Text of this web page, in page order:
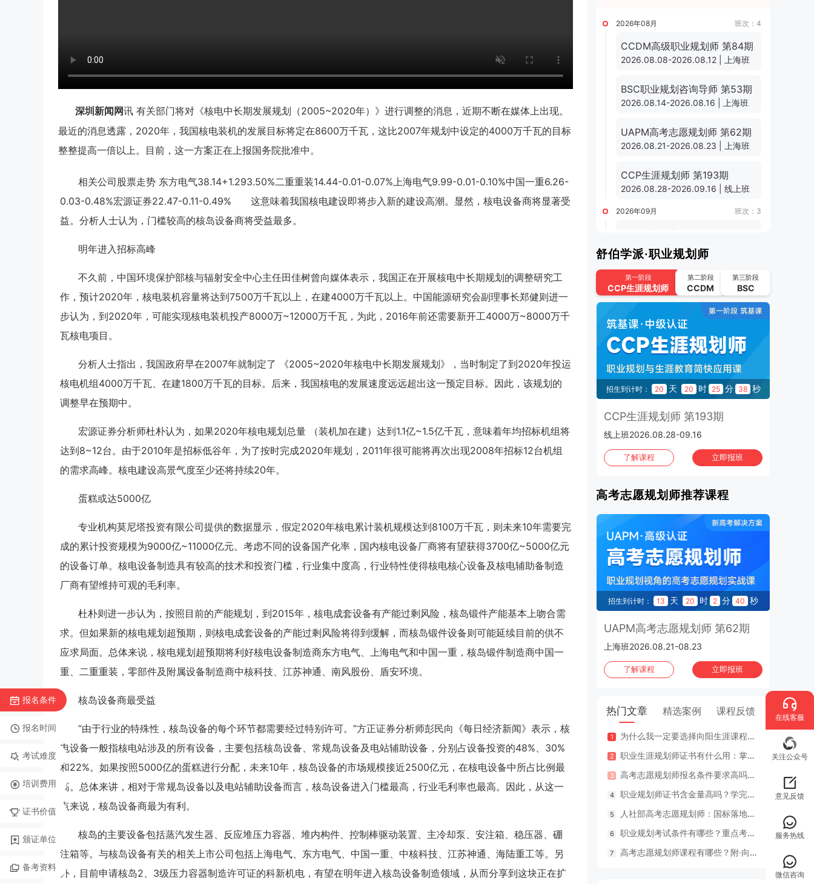
深圳新闻网讯有关部门将对《核电中长期发展规划（2005~2020年）》进行调整的消息，近期不断在媒体上出现。
最近的消息透露，2020年，我国核电装机的发展目标将定在8600万千瓦，这比2007年规划中设定的4000万千瓦的目标
整整提高一倍以上。目前，这一方案正在上报国务院批准中。
相关公司股票走势 东方电气38.14+1.293.50%二重重装14.44-0.01-0.07%上海电气9.99-0.01-0.10%中国一重6.26-
0.03-0.48%宏源证券22.47-0.11-0.49% 这意味着我国核电建设即将步入新的建设高潮。显然，核电设备商将显著受
益。分析人士认为，门槛较高的核岛设备商将受益最多。
明年进入招标高峰
不久前，中国环境保护部核与辐射安全中心主任田佳树曾向媒体表示，我国正在开展核电中长期规划的调整研究工
作，预计2020年，核电装机容量将达到7500万千瓦以上，在建4000万千瓦以上。中国能源研究会副理事长郑健则进一
步认为，到2020年，可能实现核电装机投产8000万~12000万千瓦，为此，2016年前还需要新开工4000万~8000万千
瓦核电项目。
分析人士指出，我国政府早在2007年就制定了 《2005~2020年核电中长期发展规划》，当时制定了到2020年投运
核电机组4000万千瓦、在建1800万千瓦的目标。后来，我国核电的发展速度远远超出这一预定目标。因此，该规划的
调整早在预期中。
宏源证券分析师杜朴认为，如果2020年核电规划总量 （装机加在建）达到1.1亿~1.5亿千瓦，意味着年均招标机组将
达到8~12台。由于2010年是招标低谷年，为了按时完成2020年规划，2011年很可能将再次出现2008年招标12台机组
的需求高峰。核电建设高景气度至少还将持续20年。
蛋糕或达5000亿
专业机构莫尼塔投资有限公司提供的数据显示，假定2020年核电累计装机规模达到8100万千瓦，则未来10年需要完
成的累计投资规模为9000亿~11000亿元。考虑不同的设备国产化率，国内核电设备厂商将有望获得3700亿~5000亿元
的设备订单。核电设备制造具有较高的技术和投资门槛，行业集中度高，行业特性使得核电核心设备及核电辅助备制造
厂商有望维持可观的毛利率。
杜朴则进一步认为，按照目前的产能规划，到2015年，核电成套设备有产能过剩风险，核岛锻件产能基本上吻合需
求。但如果新的核电规划超预期，则核电成套设备的产能过剩风险将得到缓解，而核岛锻件设备则可能延续目前的供不
应求局面。总体来说，核电规划超预期将利好核电设备制造商东方电气、上海电气和中国一重，核岛锻件制造商中国一
重、二重重装，零部件及附属设备制造商中核科技、江苏神通、南风股份、盾安环境。
核岛设备商最受益
“由于行业的特殊性，核岛设备的每个环节都需要经过特别许可。”方正证券分析师彭民向《每日经济新闻》表示，核
电设备一般指核电站涉及的所有设备，主要包括核岛设备、常规岛设备及电站辅助设备，分别占设备投资的48%、30%
和22%。如果按照5000亿的蛋糕进行分配，未来10年，核岛设备的市场规模接近2500亿元，在核电设备中所占比例最
高。总体来讲，相对于常规岛设备以及电站辅助设备而言，核岛设备进入门槛最高，行业毛利率也最高。因此，从这一
点来说，核岛设备商最为有利。
核岛的主要设备包括蒸汽发生器、反应堆压力容器、堆内构件、控制棒驱动装置、主冷却泵、安注箱、稳压器、硼
注箱等。与核岛设备有关的相关上市公司包括上海电气、东方电气、中国一重、中核科技、江苏神通、海陆重工等。另
外，目前申请核岛2、3级压力容器制造许可证的科新机电，有望在明年进入核岛设备制造领域，从而分享到这块正在扩
班次：4
2026年08月
CCDM高级职业规划师 第84期
2026.08.08-2026.08.12 | 上海班
BSC职业规划咨询导师 第53期
2026.08.14-2026.08.16 | 上海班
UAPM高考志愿规划师 第62期
2026.08.21-2026.08.23 | 上海班
CCP生涯规划师 第193期
2026.08.28-2026.09.16 | 线上班
班次：3
2026年09月
2026.09.01-2026.09.24 | 线上班
CCP生涯规划师 第194期
2026.09.11-2026.09.30 | 线上班
UAPM高考志愿规划师 第64期
2026.09.22-2026.10.15 | 线上班
班次：4
2026年10月
CCP生涯规划师 第195期
2026.10.02-2026.10.21 | 线上班
UAPM高考志愿规划师 第65期
2026.10.13-2026.11.05 | 线上班
CCP生涯规划师 第196期
2026.10.30-2026.11.01 | 上海班
舒伯学派·职业规划师
第一阶段
CCP生涯规划师
第二阶段
CCDM
第三阶段
BSC
招生到计时： 6 天 20 时 0 分 23 秒
上海班2026.08.14-08.16
了解课程 立即报班
招生到计时： 20 天 20 时 25 分 37 秒
CCP生涯规划师 第193期
线上班2026.08.28-09.16
了解课程 立即报班
高考志愿规划师推荐课程
招生到计时： 13 天 20 时 2 分 39 秒
UAPM高考志愿规划师 第62期
上海班2026.08.21-08.23
了解课程 立即报班
热门文章 精选案例 课程反馈
咨询客户心得交流
CCP学员心得交流
CCDM学员心得交流
BSC学员心得交流
学校生涯教育心得交流
企业职业规划内训交流
为什么我一定要选择向阳生涯课程体系？七大核心理由
职业生涯规划师证书有什么用：掌握专业知识与技能，助人也助己！
高考志愿规划师报名条件要求高吗？专业认证在哪里考？
职业规划师证书含金量高吗？学完好找工作吗？
人社部高考志愿规划师：国标落地，从业标准更明确，持证执业不可少
职业规划考试条件有哪些？重点考什么？
高考志愿规划师课程有哪些？附·向阳生涯26年UAPM课程开班计划表
咨询案
2年
985
报名条件
报名时间
考试难度
培训费用
证书价值
颁证单位
备考资料
在线客服
关注公众号
意见反馈
服务热线
微信咨询